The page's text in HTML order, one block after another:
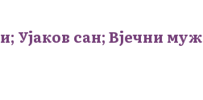
Ујаков сан; Вјечни муж